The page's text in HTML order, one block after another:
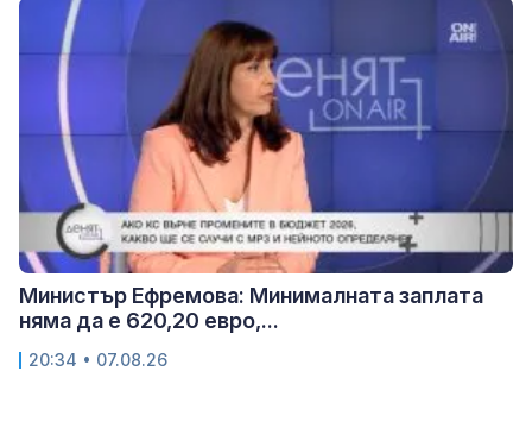
Министър Ефремова: Минималната заплата
няма да е 620,20 евро,...
20:34 • 07.08.26